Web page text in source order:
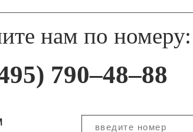
нам по номеру:
790–48–88